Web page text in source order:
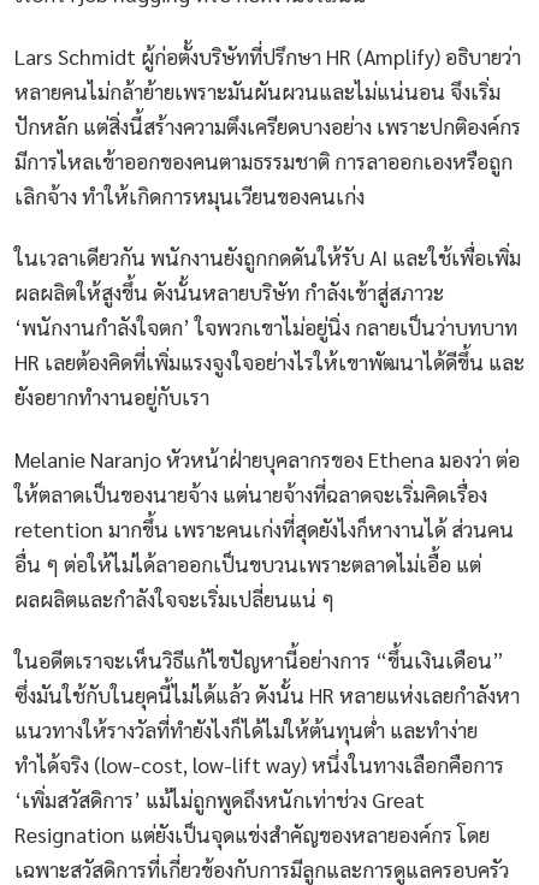
Lars Schmidt ผู้ก่อตั้งบริษัทที่ปรึกษา HR (Amplify) อธิบายว่า
หลายคนไม่กล้าย้ายเพราะมันผันผวนและไม่แน่นอน จึงเริ่ม
ปักหลัก แต่สิ่งนี้สร้างความตึงเครียดบางอย่าง เพราะปกติองค์กร
มีการไหลเข้าออกของคนตามธรรมชาติ การลาออกเองหรือถูก
เลิกจ้าง ทำให้เกิดการหมุนเวียนของคนเก่ง
ในเวลาเดียวกัน พนักงานยังถูกกดดันให้รับ AI และใช้เพื่อเพิ่ม
ผลผลิตให้สูงขึ้น ดังนั้นหลายบริษัท กำลังเข้าสู่สภาวะ
‘พนักงานกำลังใจตก’ ใจพวกเขาไม่อยู่นิ่ง กลายเป็นว่าบทบาท
HR เลยต้องคิดที่เพิ่มแรงจูงใจอย่างไรให้เขาพัฒนาได้ดีขึ้น และ
ยังอยากทำงานอยู่กับเรา
Melanie Naranjo หัวหน้าฝ่ายบุคลากรของ Ethena มองว่า ต่อ
ให้ตลาดเป็นของนายจ้าง แต่นายจ้างที่ฉลาดจะเริ่มคิดเรื่อง
retention มากขึ้น เพราะคนเก่งที่สุดยังไงก็หางานได้ ส่วนคน
อื่น ๆ ต่อให้ไม่ได้ลาออกเป็นขบวนเพราะตลาดไม่เอื้อ แต่
ผลผลิตและกำลังใจจะเริ่มเปลี่ยนแน่ ๆ
ในอดีตเราจะเห็นวิธีแก้ไขปัญหานี้อย่างการ “ขึ้นเงินเดือน”
ซึ่งมันใช้กับในยุคนี้ไม่ได้แล้ว ดังนั้น HR หลายแห่งเลยกำลังหา
แนวทางให้รางวัลที่ทำยังไงก็ได้ไม่ให้ต้นทุนต่ำ และทำง่าย
ทำได้จริง (low-cost, low-lift way) หนึ่งในทางเลือกคือการ
‘เพิ่มสวัสดิการ’ แม้ไม่ถูกพูดถึงหนักเท่าช่วง Great
Resignation แต่ยังเป็นจุดแข่งสำคัญของหลายองค์กร โดย
เฉพาะสวัสดิการที่เกี่ยวข้องกับการมีลูกและการดูแลครอบครัว